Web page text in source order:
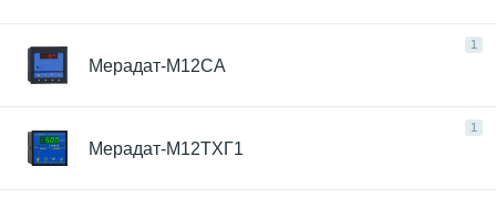
1
Мерадат-М12СА
1
Мерадат-М12ТХГ1